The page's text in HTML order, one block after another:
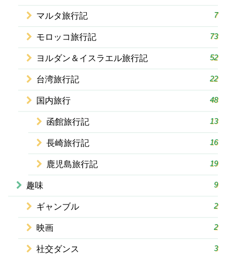
マルタ旅行記 7
モロッコ旅行記 73
ヨルダン＆イスラエル旅行記 52
台湾旅行記 22
国内旅行 48
函館旅行記 13
長崎旅行記 16
鹿児島旅行記 19
趣味 9
ギャンブル 2
映画 2
社交ダンス 3